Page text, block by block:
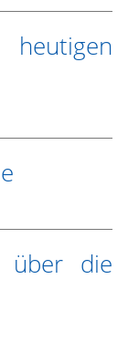
über die